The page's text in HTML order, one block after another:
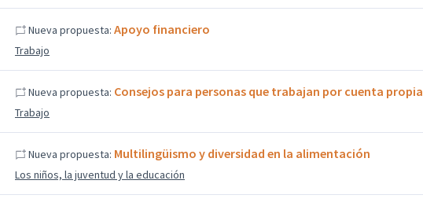
Nueva propuesta: Apoyo financiero
Trabajo
Nueva propuesta: Consejos para personas que trabajan por cuenta propia
Trabajo
Nueva propuesta: Multilingüismo y diversidad en la alimentación
Los niños, la juventud y la educación